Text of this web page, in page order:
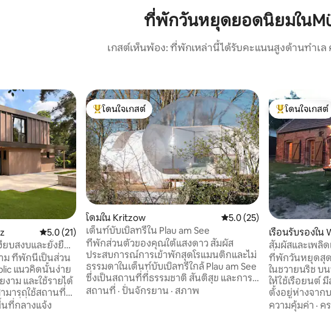
ที่พักวันหยุดยอดนิยมใน
เกสต์เห็นพ้อง: ที่พักเหล่านี้ได้รับคะแนนสูงด้านทำเล
คะแนนเฉลี่ย 5.0 จาก 5, 21 รีวิว
5.0 (21)
บสงบและยั่งยืน
วน
แนวคิดนั้นง่าย
งาม และใช้รายได้
มารถใช้สถานที่
คุณที่นี่ช่วย
ที่กลางแจ้ง
โดนใจเกสต์ที่สุด
โดนใจเกสต์
โดมใน Kritzow คะแนนเฉลี่ย 5.0 จาก 5, 25
5.0 (25)
เต็นท์บับเบิลทรีใน Plau am See
ที่พักส่วนตัวของคุณใต้แสงดาว สัมผัส
ประสบการณ์การเข้าพักสุดโรแมนติกและไม่
ธรรมดาในเต็นท์บับเบิลทรีใกล้ Plau am See
ซึ่งเป็นสถานที่ที่ธรรมชาติ สันติสุข และการ
พักผ่อนมารวมกัน เต็นท์บับเบิลส่วนตัวของ
สถานที่ · ปั่นจักรยาน · สภาพ
โดนใจเกสต์ที่
โดนใจเกสต์
เรือนรับรองใน
steil
สัมผัสและเพลิ
ที่ทะเลสาบดรัน
ที่พักวันหยุดสุด
ในชวายนริช บ
ให้ใช้เรือยนต์
ตั้งอยู่ห่างจากบ
โบ๊ทเฮาส์พร้อม
เรือแคนู เรือค
ความคุ้มค่า · ค